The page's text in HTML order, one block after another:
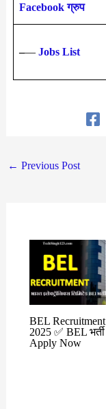
Facebook ग्रुप
–— Jobs List
← Previous Post
BEL
2025 ✅ BEL
Apply Now